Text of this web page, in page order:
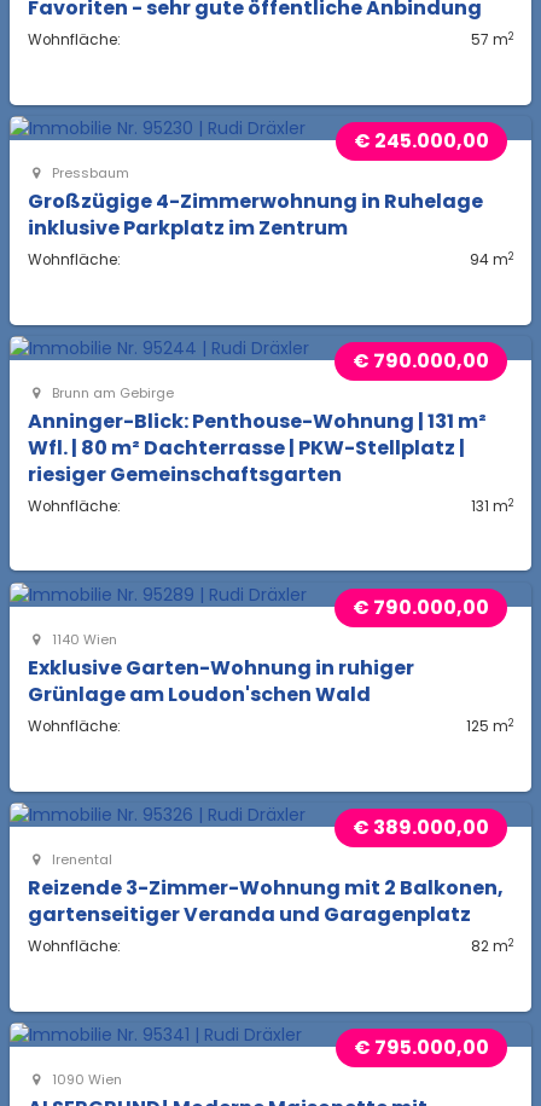
Favoriten - sehr gute öffentliche Anbindung
Wohnfläche: 57 m2
€ 245.000,00
Pressbaum
Großzügige 4-Zimmerwohnung in Ruhelage
inklusive Parkplatz im Zentrum
Wohnfläche: 94 m2
€ 790.000,00
Brunn am Gebirge
Anninger-Blick: Penthouse-Wohnung | 131 m²
Wfl. | 80 m² Dachterrasse | PKW-Stellplatz |
riesiger Gemeinschaftsgarten
Wohnfläche: 131 m2
€ 790.000,00
1140 Wien
Exklusive Garten-Wohnung in ruhiger
Grünlage am Loudon'schen Wald
Wohnfläche: 125 m2
€ 389.000,00
Irenental
Reizende 3-Zimmer-Wohnung mit 2 Balkonen,
gartenseitiger Veranda und Garagenplatz
Wohnfläche: 82 m2
€ 795.000,00
1090 Wien